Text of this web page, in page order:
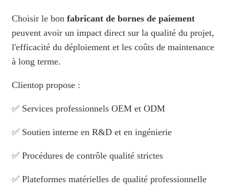
Choisir le bon fabricant de bornes de paiement
peuvent avoir un impact direct sur la qualité du projet,
l'efficacité du déploiement et les coûts de maintenance
à long terme.
Clientop propose :
✅ Services professionnels OEM et ODM
✅ Soutien interne en R&D et en ingénierie
✅ Procédures de contrôle qualité strictes
✅ Plateformes matérielles de qualité professionnelle